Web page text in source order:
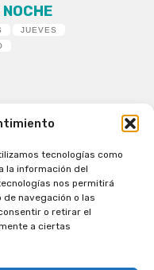
tecnologías como
la información del
nos permitirá
navegación o las
o retirar el
a ciertas
JUEVES
los derechos